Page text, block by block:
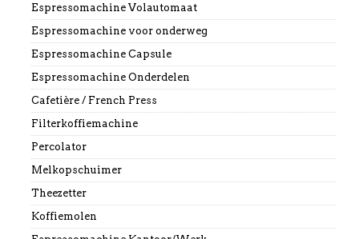
Espressomachine Volautomaat
Espressomachine voor onderweg
Espressomachine Capsule
Espressomachine Onderdelen
Cafetière / French Press
Filterkoffiemachine
Percolator
Melkopschuimer
Theezetter
Koffiemolen